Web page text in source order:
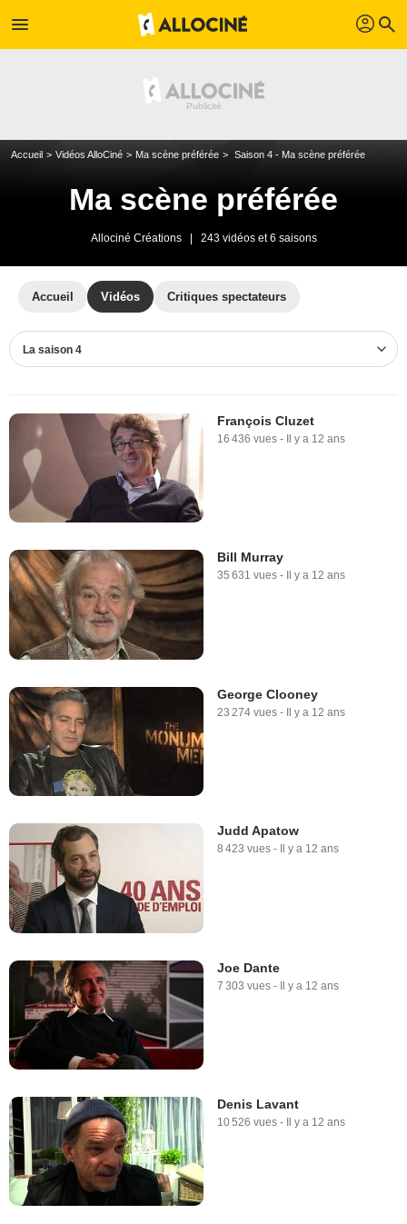
menu profil search
Accueil Vidéos AlloCiné Ma scène préférée Saison 4 - Ma scène préférée
Ma scène préférée
Allociné Créations 243 vidéos et 6 saisons
Accueil Vidéos Critiques spectateurs
La saison 4
François Cluzet
16 436 vues - Il y a 12 ans
Bill Murray
35 631 vues - Il y a 12 ans
George Clooney
23 274 vues - Il y a 12 ans
Judd Apatow
8 423 vues - Il y a 12 ans
Joe Dante
7 303 vues - Il y a 12 ans
Denis Lavant
10 526 vues - Il y a 12 ans